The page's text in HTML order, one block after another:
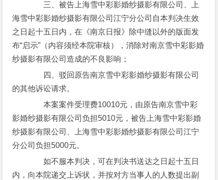
三、被告上海雪中彩影婚纱摄影有限公司、上
海雪中彩影婚纱摄影有限公司江宁分公司自本判决生效
之日起十五日内，在《南京日报》除中缝以外的版面发
布“启示”（内容须经本院审核），消除对南京雪中彩影婚
纱摄影有限公司造成的不良影响；
四、驳回原告南京雪中彩影婚纱摄影有限公司
的其他诉讼请求。
本案案件受理费10010元，由原告南京雪中彩
影婚纱摄影有限公司负担5010元，被告上海雪中彩影婚
纱摄影有限公司、上海雪中彩影婚纱摄影有限公司江宁
分公司负担5000元。
如不服本判决，可在判决书送达之日起十五日
内，向本院递交上诉状，并按对方当事人的人数提出副